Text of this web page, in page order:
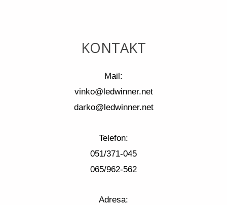
KONTAKT
Mail:
vinko@ledwinner.net
darko@ledwinner.net
Telefon:
051/371-045
065/962-562
Adresa: